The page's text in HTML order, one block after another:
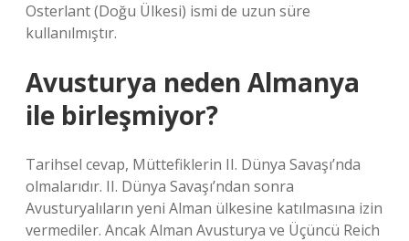
Osterlant (Doğu Ülkesi) ismi de uzun süre
kullanılmıştır.
Avusturya neden Almanya
ile birleşmiyor?
Tarihsel cevap, Müttefiklerin II. Dünya Savaşı’nda
olmalarıdır. II. Dünya Savaşı’ndan sonra
Avusturyalıların yeni Alman ülkesine katılmasına izin
vermediler. Ancak Alman Avusturya ve Üçüncü Reich